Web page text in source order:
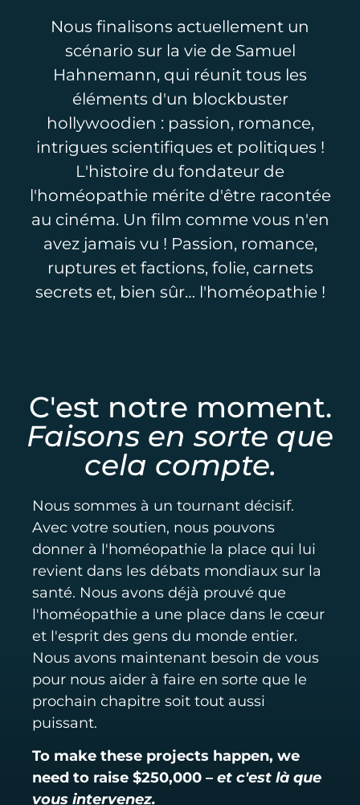
Nous finalisons actuellement un
scénario sur la vie de Samuel
Hahnemann, qui réunit tous les
éléments d'un blockbuster
hollywoodien : passion, romance,
intrigues scientifiques et politiques !
L'histoire du fondateur de
l'homéopathie mérite d'être racontée
au cinéma. Un film comme vous n'en
avez jamais vu ! Passion, romance,
ruptures et factions, folie, carnets
secrets et, bien sûr… l'homéopathie !
C'est notre moment.
Faisons en sorte que
cela compte.
Nous sommes à un tournant décisif.
Avec votre soutien, nous pouvons
donner à l'homéopathie la place qui lui
revient dans les débats mondiaux sur la
santé. Nous avons déjà prouvé que
l'homéopathie a une place dans le cœur
et l'esprit des gens du monde entier.
Nous avons maintenant besoin de vous
pour nous aider à faire en sorte que le
prochain chapitre soit tout aussi
puissant.
To make these projects happen, we
need to raise $250,000 – et c'est là que
vous intervenez.